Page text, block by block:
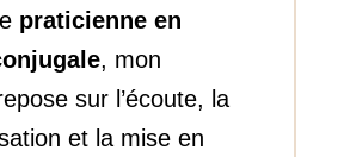
praticienne en
, mon
sur l’écoute, la
et la mise en